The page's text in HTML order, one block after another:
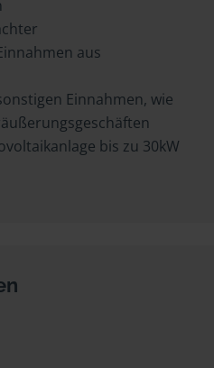
aus
Einnahmen, wie
bis zu 30kW